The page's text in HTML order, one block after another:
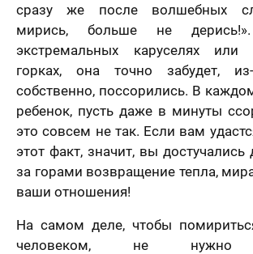
сразу же после волшебных
мирись, больше не
экстремальных каруселях или
горках, она точно забудет,
собственно, поссорились. В
ребенок, пусть даже в минуты
это совсем не так. Если вам
этот факт, значит, вы
за горами возвращение тепла,
ваши отношения!
На самом деле, чтобы
человеком, не нужно
Вашего
Ваше имя
5
К какому поводу
картину?
Ответьте на вопросы и узнайте
вашего портрета
Как
скоро
Вам
нужен
подарок?
Ответьте
вопросы
и
узнайте
вашего
портрета
шаг!
контакты,
цену и
Вам в
15 минут.
на
Ваша оценка *
Ваш Отзыв *